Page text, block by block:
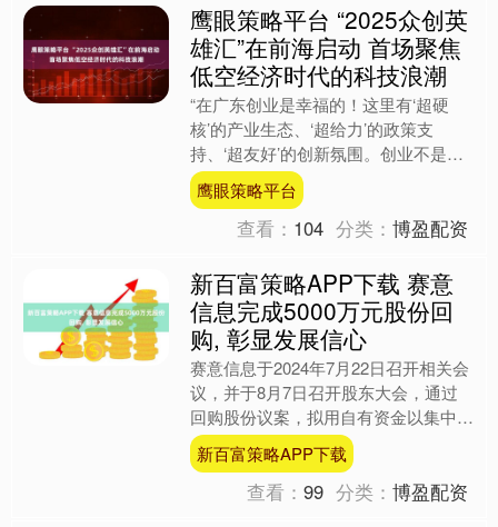
鹰眼策略平台 “2025众创英
雄汇”在前海启动 首场聚焦
低空经济时代的科技浪潮
“在广东创业是幸福的！这里有‘超硬
核’的产业生态、‘超给力’的政策支
持、‘超友好’的创新氛围。创业不是独
舞，是大家踩着同一节拍往前冲！”充
满激情与力量的话语在深....
鹰眼策略平台
查看： 104 分类：博盈配资
新百富策略APP下载 赛意
信息完成5000万元股份回
购, 彰显发展信心
赛意信息于2024年7月22日召开相关会
议，并于8月7日召开股东大会，通过
回购股份议案，拟用自有资金以集中竞
价交易方式回购股份，用于股权激励、
员工持股计划及减少....
新百富策略APP下载
查看：99 分类：博盈配资